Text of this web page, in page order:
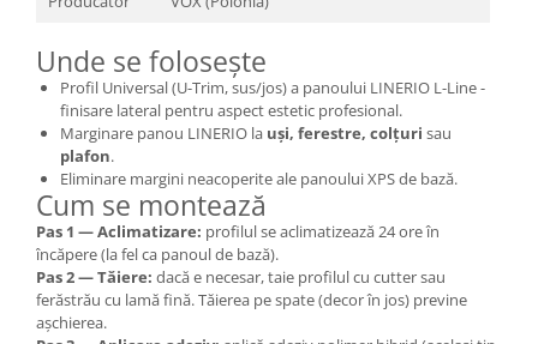
Unde se folosește
Profil Universal (U-Trim, sus/jos) a panoului LINERIO L-Line -
finisare lateral pentru aspect estetic profesional.
Marginare panou LINERIO la uși, ferestre, colțuri sau
plafon.
Eliminare margini neacoperite ale panoului XPS de bază.
Cum se montează
Pas 1 — Aclimatizare: profilul se aclimatizează 24 ore în
încăpere (la fel ca panoul de bază).
Pas 2 — Tăiere: dacă e necesar, taie profilul cu cutter sau
ferăstrău cu lamă fină. Tăierea pe spate (decor în jos) previne
așchierea.